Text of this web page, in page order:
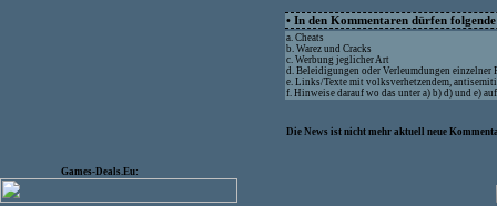
Games-Deals.Eu:
• In den Kommentaren dürfen
a. Cheats
b. Warez und Cracks
c. Werbung jeglicher Art
d. Beleidigungen oder Verleumdungen einzelner
e. Links/Texte mit volksverhetzendem,
f. Hinweise darauf wo das unter a) b) d) und e)
Die News ist nicht mehr aktuell neue